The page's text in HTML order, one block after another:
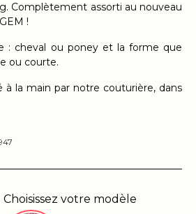
Complètement assorti au nouveau
!
: cheval ou poney et la forme que
ou courte.
la main par notre couturière, dans
Choisissez votre modèle